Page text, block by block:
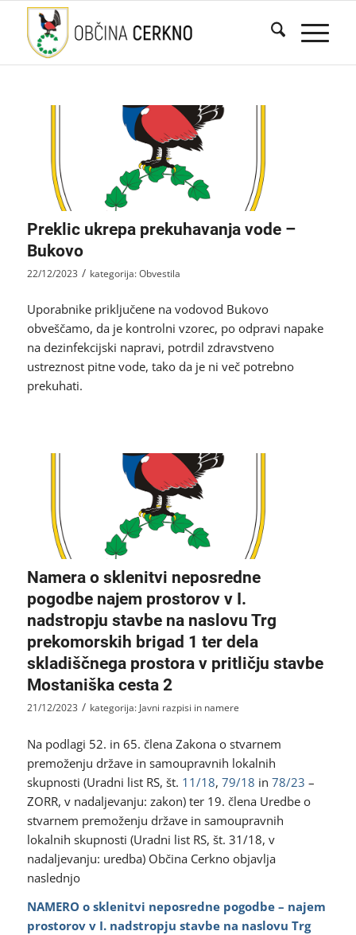
Preklic ukrepa prekuhavanja vode –
Bukovo
22/12/2023 / kategorija:Obvestila
Uporabnike priključene na vodovod Bukovo
obveščamo, da je kontrolni vzorec, po odpravi napake
na dezinfekcijski napravi, potrdil zdravstveno
ustreznost pitne vode, tako da je ni več potrebno
prekuhati.
Namera o sklenitvi neposredne
pogodbe najem prostorov v I.
nadstropju stavbe na naslovu Trg
prekomorskih brigad 1 ter dela
skladiščnega prostora v pritličju stavbe
Mostaniška cesta 2
21/12/2023 / kategorija: Javni razpisi in namere
Na podlagi 52. in 65. člena Zakona o stvarnem
premoženju države in samoupravnih lokalnih
skupnosti (Uradni list RS, št. 11/18, 79/18 in 78/23 –
ZORR, v nadaljevanju: zakon) ter 19. člena Uredbe o
stvarnem premoženju države in samoupravnih
lokalnih skupnosti (Uradni list RS, št. 31/18, v
nadaljevanju: uredba) Občina Cerkno objavlja
naslednjo
NAMERO o sklenitvi neposredne pogodbe – najem
prostorov v I. nadstropju stavbe na naslovu Trg